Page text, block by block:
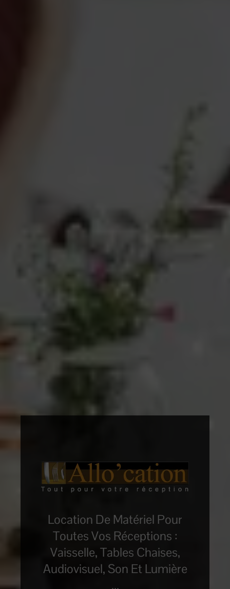
Location De Matériel Pour
Toutes Vos Réceptions :
Vaisselle, Tables Chaises,
Audiovisuel, Son Et Lumière
...